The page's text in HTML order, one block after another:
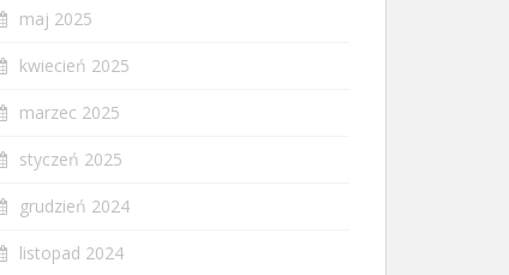
maj 2025
kwiecień 2025
marzec 2025
styczeń 2025
grudzień 2024
listopad 2024